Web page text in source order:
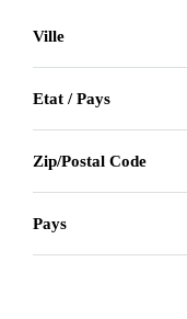
Ville
Etat / Pays
Zip/Postal Code
Pays